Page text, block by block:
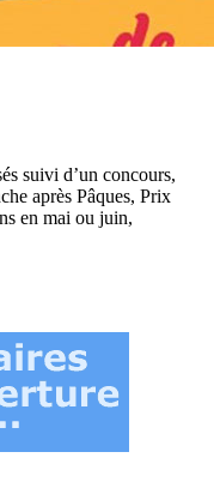
suivi d’un concours,
après Pâques, Prix
en mai ou juin,